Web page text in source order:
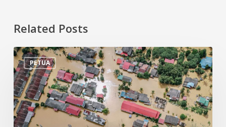
Related Posts
PETUA
Tips
Persiapan
Menghadapi
Banjir